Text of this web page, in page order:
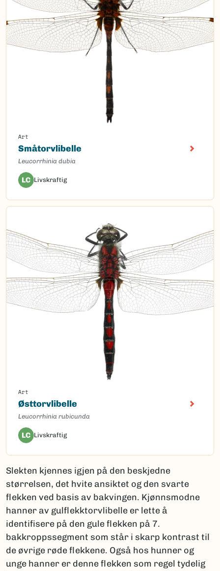
Art
Småtorvlibelle
Leucorrhinia dubia
LC Livskraftig
Art
Østtorvlibelle
Leucorrhinia rubicunda
LC Livskraftig
Slekten kjennes igjen på den beskjedne
størrelsen, det hvite ansiktet og den svarte
flekken ved basis av bakvingen. Kjønnsmodne
hanner av gulflekktorvlibelle er lette å
identifisere på den gule flekken på 7.
bakkroppssegment som står i skarp kontrast til
de øvrige røde flekkene. Også hos hunner og
unge hanner er denne flekken som regel tydelig